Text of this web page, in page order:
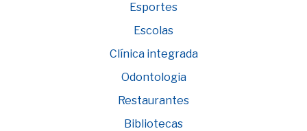
Esportes
Escolas
Clínica integrada
Odontologia
Restaurantes
Bibliotecas